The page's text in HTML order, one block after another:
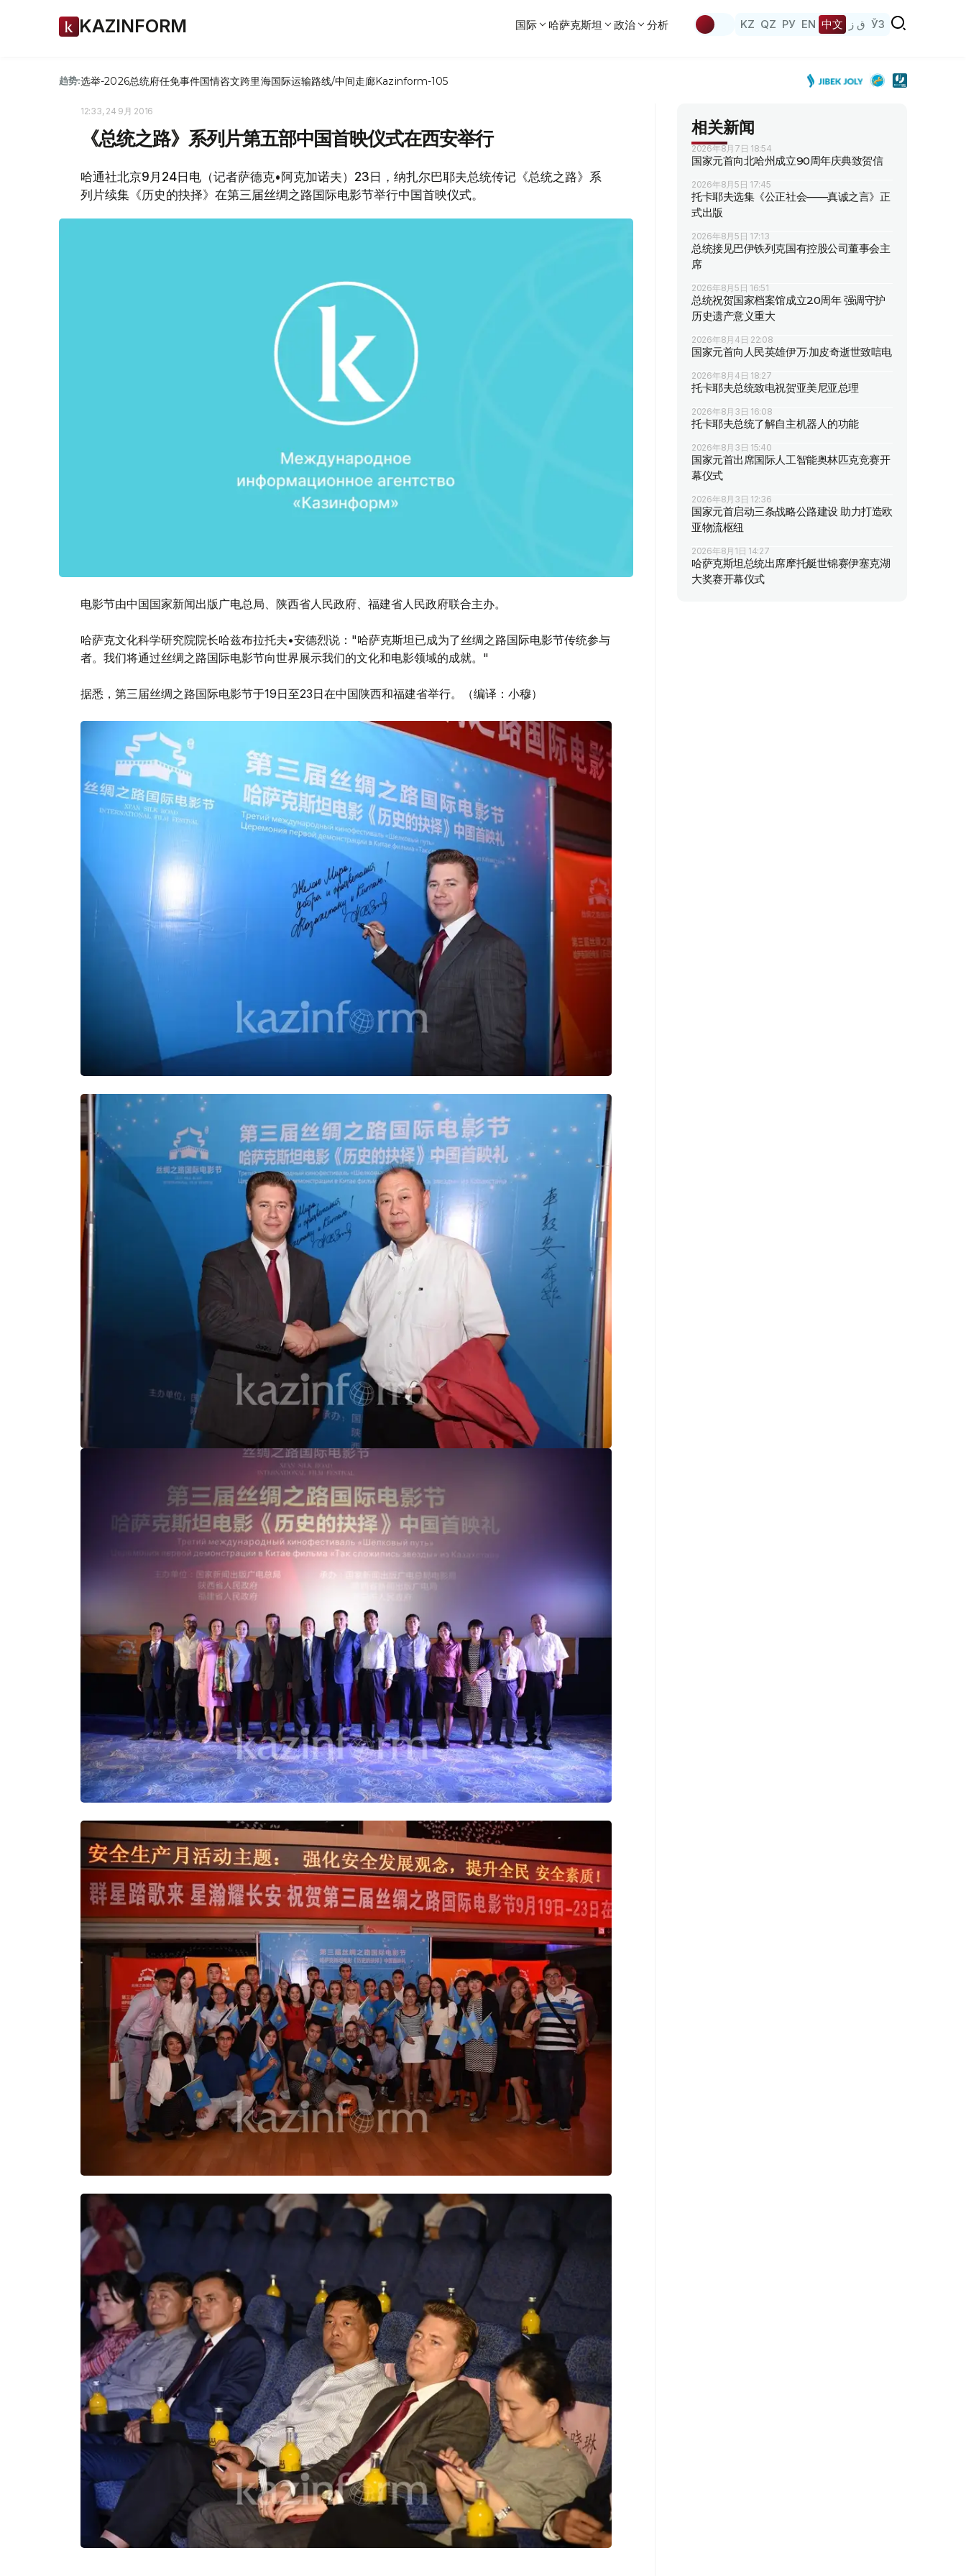
KAZINFORM 国际 哈萨克斯坦 政治 分析 KZ QZ РУ EN 中文 ق ز ЎЗ
趋势:选举-2026总统府任免事件国情咨文跨里海国际运输路线/中间走廊Kazinform-105
12:33, 24 9月 2016
《总统之路》系列片第五部中国首映仪式在西安举行
哈通社北京9月24日电（记者萨德克•阿克加诺夫）23日，纳扎尔巴耶夫总统传记《总统之路》系
列片续集《历史的抉择》在第三届丝绸之路国际电影节举行中国首映仪式。
电影节由中国国家新闻出版广电总局、陕西省人民政府、福建省人民政府联合主办。
哈萨克文化科学研究院院长哈兹布拉托夫•安德烈说："哈萨克斯坦已成为了丝绸之路国际电影节传统参与
者。我们将通过丝绸之路国际电影节向世界展示我们的文化和电影领域的成就。"
据悉，第三届丝绸之路国际电影节于19日至23日在中国陕西和福建省举行。（编译：小穆）
相关新闻
2026年8月7日 18:54
国家元首向北哈州成立90周年庆典致贺信
2026年8月5日 17:45
托卡耶夫选集《公正社会——真诚之言》正
式出版
2026年8月5日 17:13
总统接见巴伊铁列克国有控股公司董事会主
席
2026年8月5日 16:51
总统祝贺国家档案馆成立20周年 强调守护
历史遗产意义重大
2026年8月4日 22:08
国家元首向人民英雄伊万·加皮奇逝世致唁电
2026年8月4日 18:27
托卡耶夫总统致电祝贺亚美尼亚总理
2026年8月3日 16:08
托卡耶夫总统了解自主机器人的功能
2026年8月3日 15:40
国家元首出席国际人工智能奥林匹克竞赛开
幕仪式
2026年8月3日 12:36
国家元首启动三条战略公路建设 助力打造欧
亚物流枢纽
2026年8月1日 14:27
哈萨克斯坦总统出席摩托艇世锦赛伊塞克湖
大奖赛开幕仪式